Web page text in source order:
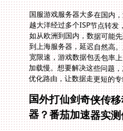
国服游戏服务器大多在国内
越大洋经过多个ISP节点转
如从欧洲到国内，数据可能
到上海服务器，延迟自然高
宽限速，游戏数据包丢包率
加载慢。想要解决这些问题
优化路由，让数据走更短的
国外打仙剑奇侠传
器？番茄加速器实